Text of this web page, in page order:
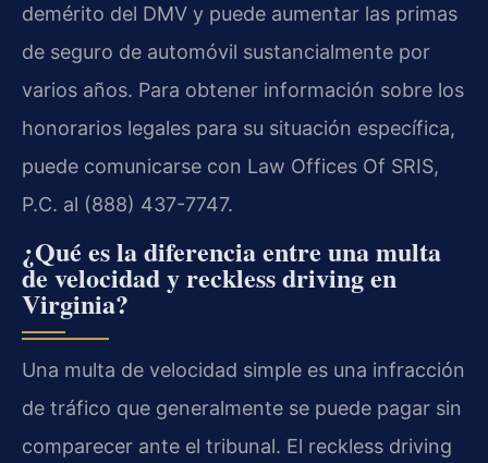
demérito del DMV y puede aumentar las primas
de seguro de automóvil sustancialmente por
varios años. Para obtener información sobre los
honorarios legales para su situación específica,
puede comunicarse con Law Offices Of SRIS,
P.C. al (888) 437-7747.
¿Qué es la diferencia entre una multa
de velocidad y reckless driving en
Virginia?
Una multa de velocidad simple es una infracción
de tráfico que generalmente se puede pagar sin
comparecer ante el tribunal. El reckless driving